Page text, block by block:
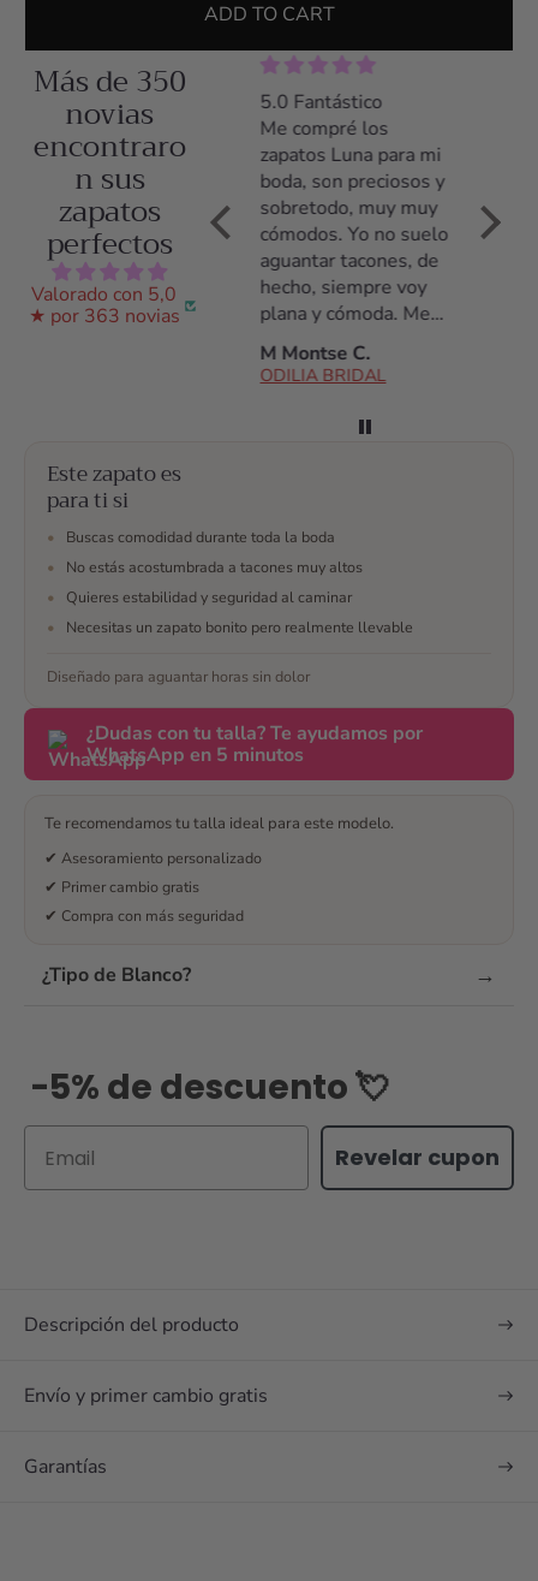
ADD TO CART
Más de 350
novias
encontraro
n sus
zapatos
perfectos
Valorado con 5,0
★ por 363 novias
5.0 Zapatos preciosos
y comodísimos
Llevé los zapatos el
día entero y estuve
cómoda desde el
primer momento
hasta el último. Los
había llevado
solamente durante
5.0 Fantástico
Me compré los
zapatos Luna para mi
boda, son preciosos y
sobretodo, muy muy
cómodos. Yo no suelo
aguantar tacones, de
hecho, siempre voy
plana y cómoda. Me
daba miedo no
aguantarlos pero son
aguanté todo el día!
resolvieron todas mis
en todo momento a
escojer y finalmente
me decidí. No me
mejores zapatos que
podía tener para mi
boda 🥰 maravillosos
¿Te han convencido
un mensaje
M Montse C.
ODILIA BRIDAL
poco
Este zapato es
para ti si
•
Buscas comodidad durante toda la boda
•
No estás acostumbrada a tacones muy altos
•
Quieres estabilidad y seguridad al caminar
•
Necesitas un zapato bonito pero realmente llevable
Diseñado para aguantar horas sin dolor
¿Dudas con tu talla? Te ayudamos por
WhatsApp en 5 minutos
Te recomendamos tu talla ideal para este modelo.
✔ Asesoramiento personalizado
✔ Primer cambio gratis
✔ Compra con más seguridad
¿Tipo de Blanco? →
-5% de descuento 💘
Revelar cupon
Descripción del producto
Envío y primer cambio gratis
Garantías